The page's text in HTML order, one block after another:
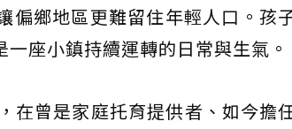
偏鄉地區更難留住年輕人口。孩
座小鎮持續運轉的日常與生氣。
曾是家庭托育提供者、如今擔